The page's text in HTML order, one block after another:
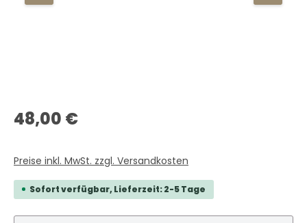
Regulärer Preis:
48,00 €
Preise inkl. MwSt. zzgl. Versandkosten
Sofort verfügbar, Lieferzeit: 2-5 Tage